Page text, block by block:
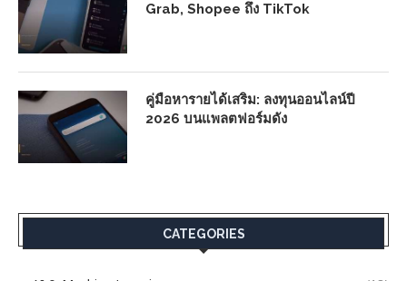
Grab, Shopee ถึง TikTok
คู่มือหารายได้เสริม: ลงทุนออนไลน์ปี
2026 บนแพลตฟอร์มดัง
CATEGORIES